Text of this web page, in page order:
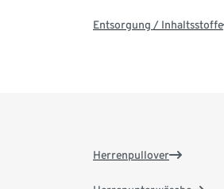
Entsorgung / Inhaltsstoffe
Herrenpullover